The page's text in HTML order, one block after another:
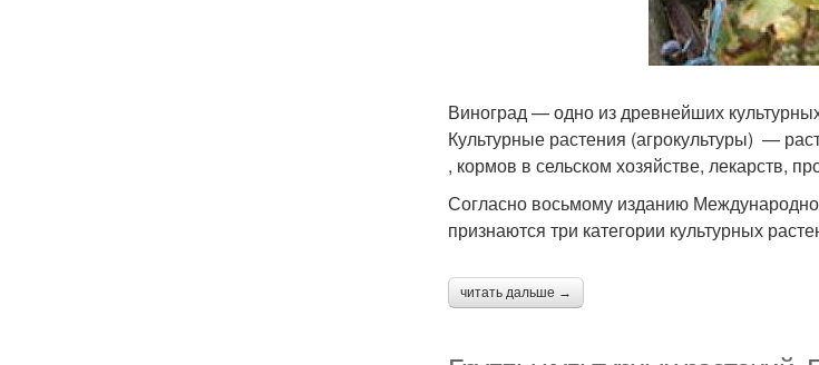
Виноград — одно из древнейших
Культурные растения (агрокультуры) —
, кормов в сельском хозяйстве, лекарств,
Согласно восьмому изданию
признаются три категории культурных
читать дальше →